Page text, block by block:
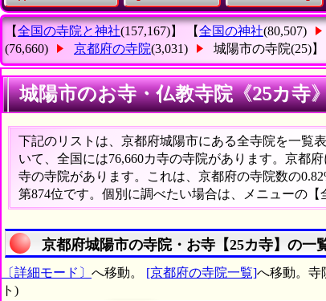
【全国の寺院と神社(157,167)】 【全国の神社(80,507)
(76,660)
京都府の寺院(3,031) 城陽市の寺院(25)】
城陽市のお寺・仏教寺院《25カ寺
下記のリストは、京都府城陽市にある全寺院を一覧
いて、全国には76,660カ寺の寺院があります。京都
寺の寺院があります。これは、京都府の寺院数の
第874位です。個別に調べたい場合は、メニューの
京都府城陽市の寺院・お寺【25カ寺】の一
〔詳細モード〕 へ移動。 [京都府の寺院一覧]へ移動。寺
ト)